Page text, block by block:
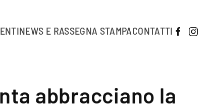
NEWS E RASSEGNA STAMPACONTATTI
abbracciano la